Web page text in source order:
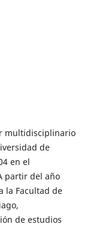
multidisciplinario
de
en el
partir del año
la Facultad de
de estudios